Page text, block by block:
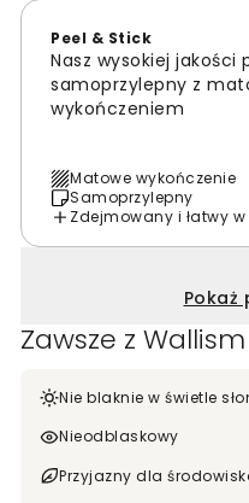
Peel & Stick
Nasz wysokiej jakości
samoprzylepny z
wykończeniem
Matowe wykończenie
Samoprzylepny
Zdejmowany i łatwy
Pokaż
Zawsze z Wallism
Nie blaknie w świetle
Nieodblaskowy
Przyjazny dla